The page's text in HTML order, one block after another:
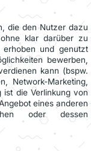
die den Nutzer dazu
klar darüber zu
und genutzt
bewerben,
kann (bspw.
Network-Marketing,
ist die Verlinkung von
eines anderen
oder dessen